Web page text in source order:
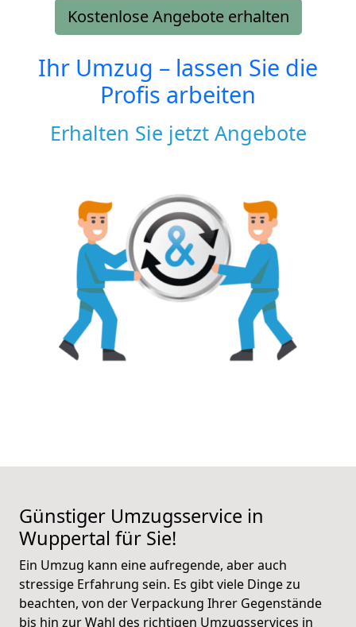
Kostenlose Angebote erhalten
Ihr Umzug – lassen Sie die
Profis arbeiten
Erhalten Sie jetzt Angebote
Günstiger Umzugsservice in
Wuppertal für Sie!
Ein Umzug kann eine aufregende, aber auch
stressige Erfahrung sein. Es gibt viele Dinge zu
beachten, von der Verpackung Ihrer Gegenstände
bis hin zur Wahl des richtigen Umzugsservices in